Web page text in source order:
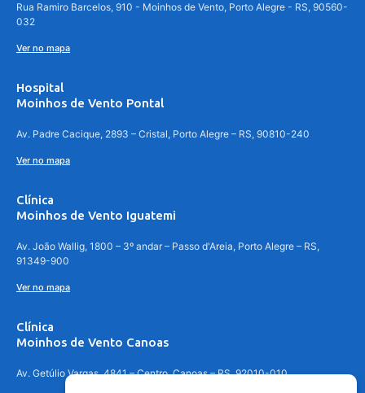
Rua Ramiro Barcelos, 910 - Moinhos de Vento, Porto Alegre - RS, 90560-
032
Ver no mapa
Hospital
Moinhos de Vento Pontal
Av. Padre Cacique, 2893 – Cristal, Porto Alegre – RS, 90810-240
Ver no mapa
Clínica
Moinhos de Vento Iguatemi
Av. João Wallig, 1800 – 3º andar – Passo d'Areia, Porto Alegre – RS,
91349-900
Ver no mapa
Clínica
Moinhos de Vento Canoas
Av. Getúlio Vargas, 4841 – Centro, Canoas – RS, 92010-010